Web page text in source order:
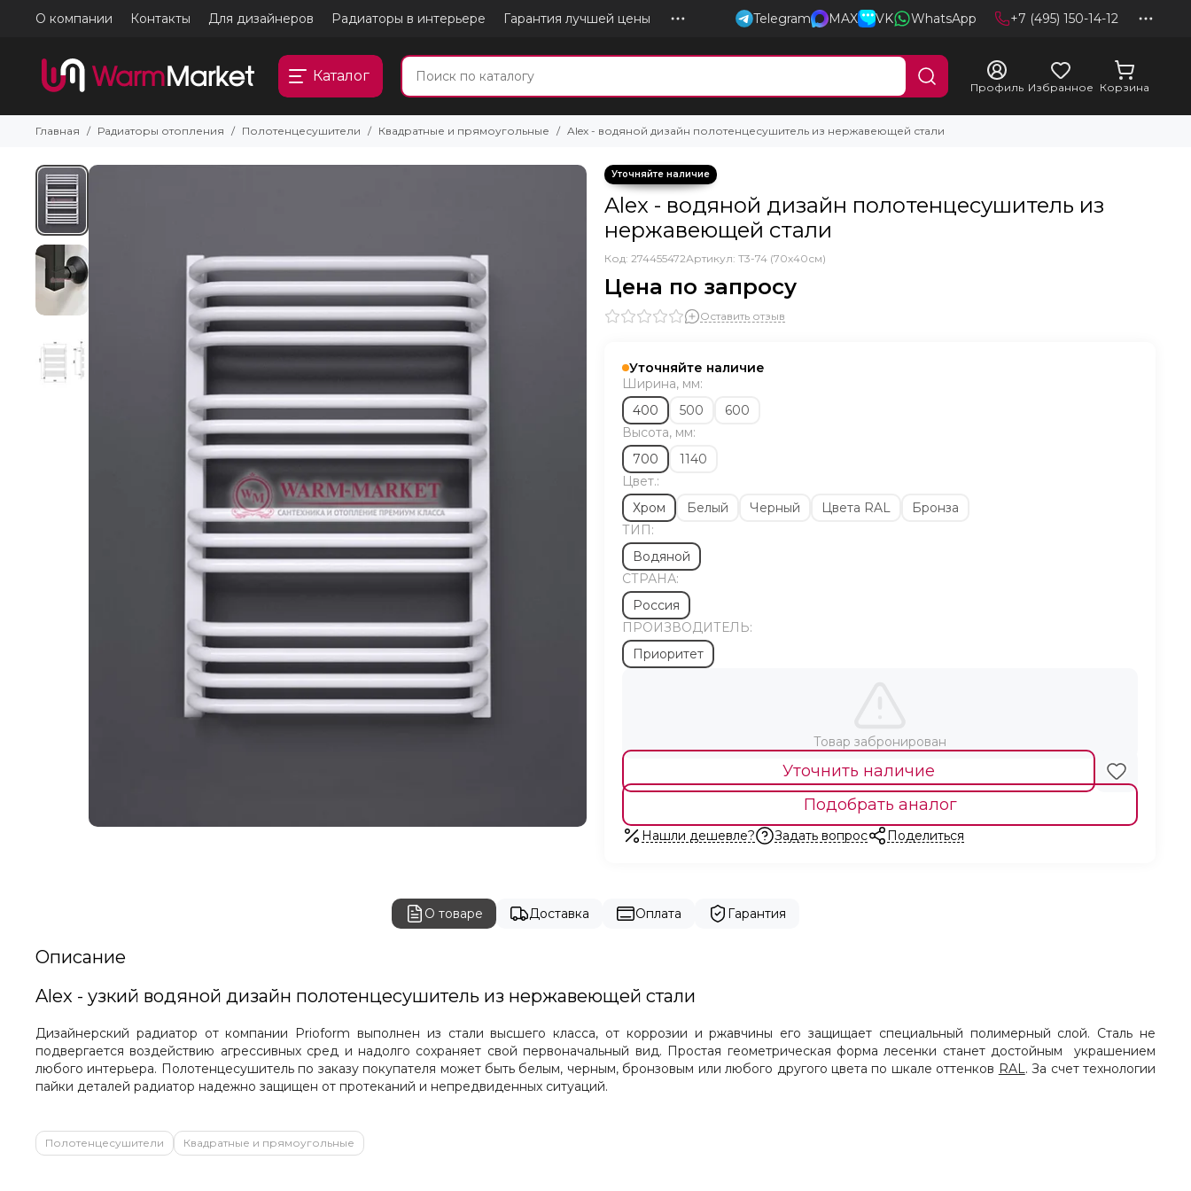
О компании Контакты Для дизайнеров Радиаторы в интерьере Гарантия лучшей цены Telegram MAX VK WhatsApp +7 (495) 150-14-12
Каталог
Профиль Избранное Корзина
Главная Радиаторы отопления Полотенцесушители Квадратные и прямоугольные Alex - водяной дизайн полотенцесушитель из нержавеющей стали
Alex - водяной дизайн полотенцесушитель из
нержавеющей стали
Код: 274455472Артикул: T3-74 (70х40см)
Цена по запросу
Оставить отзыв
Уточняйте наличие
Ширина, мм:
400
500
600
Высота, мм:
700
1140
Цвет.:
Хром
Белый Черный Цвета RAL
Бронза
ТИП:
Водяной
СТРАНА:
Россия
ПРОИЗВОДИТЕЛЬ:
Приоритет
Товар забронирован
Уточнить наличие
Подобрать аналог
Нашли дешевле? Задать вопрос Поделиться
О товаре Доставка Оплата Гарантия
Описание
Alex - узкий водяной дизайн полотенцесушитель из нержавеющей стали
Дизайнерский радиатор от компании Prioform выполнен из стали высшего класса, от коррозии и ржавчины его защищает специальный полимерный слой. Сталь не
подвергается воздействию агрессивных сред и надолго сохраняет свой первоначальный вид. Простая геометрическая форма лесенки станет достойным украшением
любого интерьера. Полотенцесушитель по заказу покупателя может быть белым, черным, бронзовым или любого другого цвета по шкале оттенков RAL. За счет технологии
пайки деталей радиатор надежно защищен от протеканий и непредвиденных ситуаций.
Полотенцесушители Квадратные и прямоугольные